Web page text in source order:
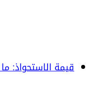
قيمة الاستحواذ: